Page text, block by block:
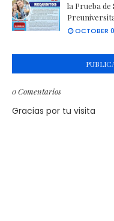
la Prueba de
OCTOBER
0 Comentarios
Gracias por tu visita